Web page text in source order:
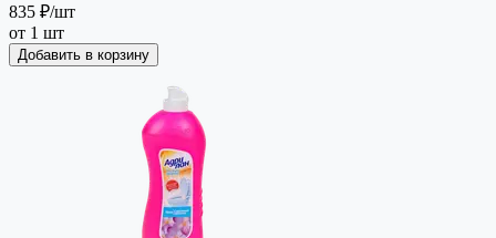
835 ₽/шт
от 1 шт
Добавить в корзину